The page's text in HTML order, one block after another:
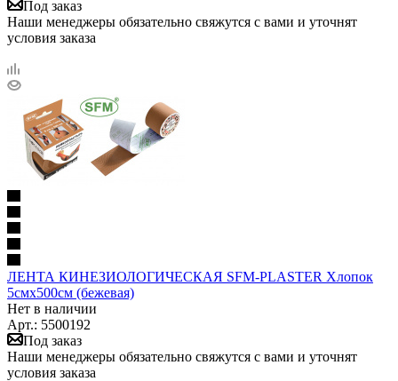
Под заказ
Наши менеджеры обязательно свяжутся с вами и уточнят
условия заказа
ЛЕНТА КИНЕЗИОЛОГИЧЕСКАЯ SFM-PLASTER Хлопок
5смх500см (бежевая)
Нет в наличии
Арт.: 5500192
Под заказ
Наши менеджеры обязательно свяжутся с вами и уточнят
условия заказа